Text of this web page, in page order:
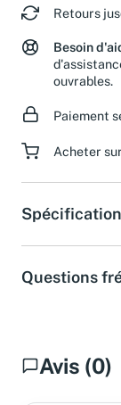
Retours
Besoin
ouvrables.
Paiement
Acheter
Questions
Avis (0)